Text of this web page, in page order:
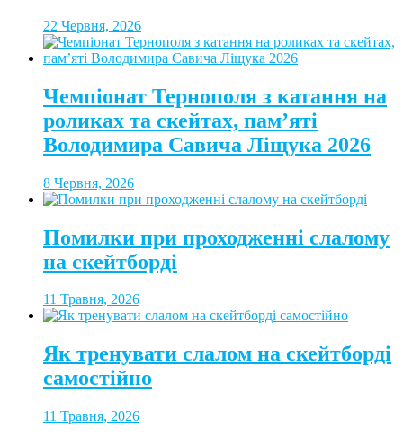
22 Червня, 2026
Чемпіонат Тернополя з катання на
роликах та скейтах, пам’яті
Володимира Савича Ліщука 2026
8 Червня, 2026
Помилки при проходженні слалому
на скейтборді
11 Травня, 2026
Як тренувати слалом на скейтборді
самостійно
11 Травня, 2026